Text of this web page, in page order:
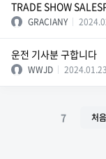
TRADE SHOW
GRACIANY
운전 기사분 구합니다
WWJD 2024.01.23
7 처음